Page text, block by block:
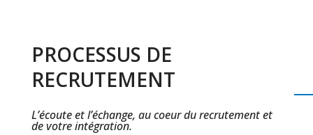
PROCESSUS DE
RECRUTEMENT
L’écoute et l’échange, au coeur du recrutement et
de votre intégration.